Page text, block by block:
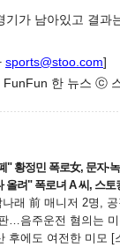
가 남아있고 결과
sports@stoo.com]
FunFun 한 뉴스 ⓒ
황정민 폭로女, 문자·
려" 폭로녀 A 씨, 스토
래 前 매니저 2명,
…음주운전 혐의는
후에도 여전한 미모 [